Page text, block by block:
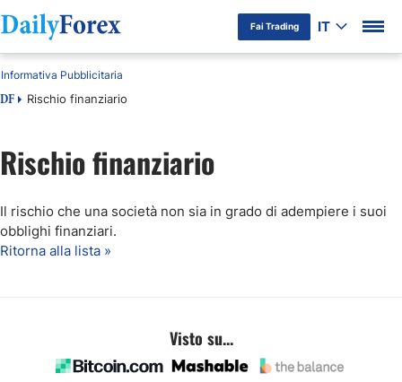
Fai Trading IT
DF Rischio finanziario
Informativa Pubblicitaria
Rischio finanziario
Il rischio che una società non sia in grado di adempiere i suoi
obblighi finanziari.
Ritorna alla lista »
Visto su...